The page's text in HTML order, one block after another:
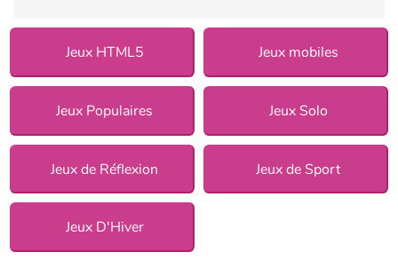
Jeux HTML5 Jeux mobiles
Jeux Populaires Jeux Solo
Jeux de Réflexion Jeux de Sport
Jeux D'Hiver